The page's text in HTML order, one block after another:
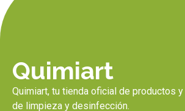
Quimiart
Quimiart, tu tienda oficial de productos
de limpieza y desinfección.